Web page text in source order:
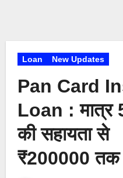
Loan New Updates
Pan Card
Loan : मात्र
की सहायता से
₹200000 तक